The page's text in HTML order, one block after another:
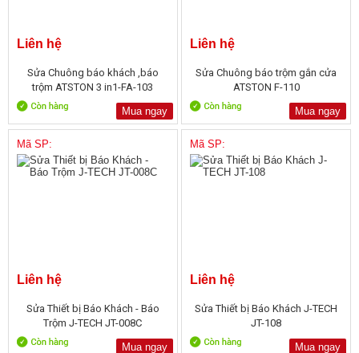
Liên hệ
Sửa Chuông báo khách ,báo
trộm ATSTON 3 in1-FA-103
Mua ngay
Liên hệ
Sửa Chuông báo trộm gắn cửa
ATSTON F-110
Mua ngay
Mã SP:
Liên hệ
Sửa Thiết bị Báo Khách - Báo
Trộm J-TECH JT-008C
Mua ngay
Mã SP:
Liên hệ
Sửa Thiết bị Báo Khách J-TECH
JT-108
Mua ngay